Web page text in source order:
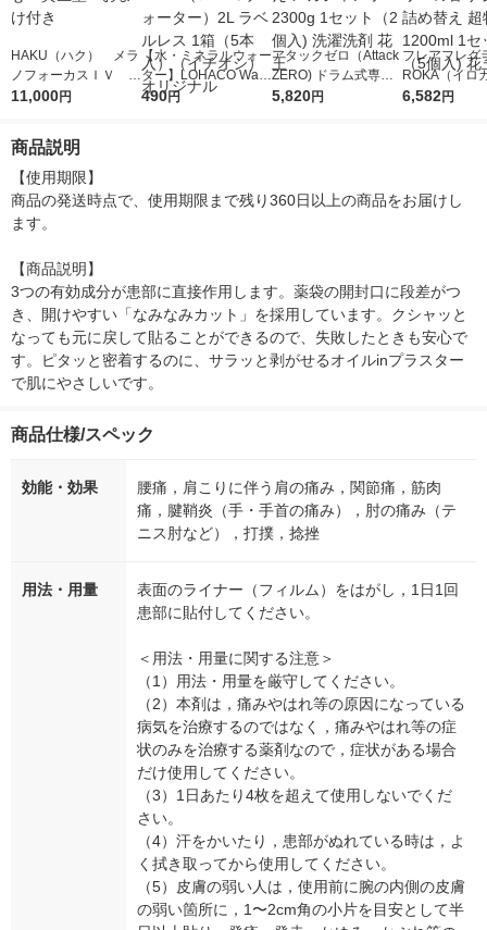
HAKU（ハク） メラ
ノフォーカスＩＶ 4
5ｇ 資生堂 おまけ
11,000円
【水・ミネラルウォー
ター】LOHACO Wate
r（ロハコウォータ
490円
アタックゼロ（Attack
ZERO) ドラム式専用
詰め替え メガジャン
5,820円
フレアフレグ
ROKA（イロ
イキッドリリ
6,582円
商品説明
【使用期限】
商品の発送時点で、使用期限まで残り360日以上の商品をお届けし
ます。
【商品説明】
3つの有効成分が患部に直接作用します。薬袋の開封口に段差がつ
き、開けやすい「なみなみカット」を採用しています。クシャッと
なっても元に戻して貼ることができるので、失敗したときも安心で
す。ピタッと密着するのに、サラッと剥がせるオイルinプラスター
で肌にやさしいです。
商品仕様/スペック
効能・効果
腰痛，肩こりに伴う肩の痛み，関節痛，筋肉
痛，腱鞘炎（手・手首の痛み），肘の痛み（テ
ニス肘など），打撲，捻挫
用法・用量
表面のライナー（フィルム）をはがし，1日1回
患部に貼付してください。
＜用法・用量に関する注意＞
（1）用法・用量を厳守してください。
（2）本剤は，痛みやはれ等の原因になっている
病気を治療するのではなく，痛みやはれ等の症
状のみを治療する薬剤なので，症状がある場合
だけ使用してください。
（3）1日あたり4枚を超えて使用しないでくだ
さい。
（4）汗をかいたり，患部がぬれている時は，よ
く拭き取ってから使用してください。
（5）皮膚の弱い人は，使用前に腕の内側の皮膚
の弱い箇所に，1〜2cm角の小片を目安として半